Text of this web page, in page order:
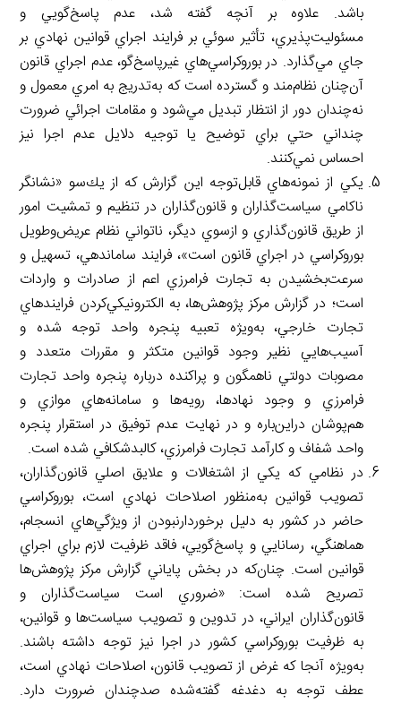
باشد. علاوه بر آنچه گفته شد، عدم پاسخ‌گويي و
مسئوليت‌پذيري، تأثير سوئي بر فرايند اجراي قوانين نهادي بر
جاي مي‌گذارد. در بوروكراسي‌هاي غيرپاسخ‌گو، عدم اجراي قانون
آن‌چنان نظام‌مند و گسترده است كه به‌تدريج به امري معمول و
نه‌چندان دور از انتظار تبديل مي‌شود و مقامات اجرائي ضرورت
چنداني حتي براي توضيح يا توجيه دلايل عدم اجرا نيز
احساس نمي‌كنند.
يكي از نمونه‌هاي قابل‌توجه اين گزارش كه از يك‌سو «نشانگر
ناكامي سیاست‌گذاران و قانون‌گذاران در تنظيم و تمشيت امور
از طريق قانون‌گذاري و ازسوي ديگر، ناتواني نظام عريض‌وطويل
بوروكراسي در اجراي قانون است»، فرايند ساماندهي، تسهيل و
سرعت‌بخشيدن به تجارت فرامرزي اعم از صادرات و واردات
است؛ در گزارش مرکز پژوهش‌ها، به الكترونيكي‌كردن فرايندهاي
تجارت خارجي، به‌ويژه تعبيه پنجره واحد توجه شده و
آسيب‌هايي نظير وجود قوانين متکثر و مقررات متعدد و
مصوبات دولتي ناهمگون و پراكنده درباره پنجره واحد تجارت
فرامرزي و وجود نهادها، رويه‌ها و سامانه‌هاي موازي و
هم‌پوشان دراين‌باره و در نهايت عدم توفيق در استقرار پنجره
واحد شفاف و كارآمد تجارت فرامرزي، کالبدشکافي شده است.
در نظامي كه يكي از اشتغالات و علايق اصلي قانون‌گذاران،
تصويب قوانين به‌منظور اصلاحات نهادي است، بوروكراسي
حاضر در کشور به دليل برخوردارنبودن از ويژگي‌هاي انسجام،
هماهنگي،‌ رسانايي و پاسخ‌گويي، فاقد ظرفيت لازم براي اجراي
قوانين است. چنان‌كه در بخش پاياني گزارش مركز پژوهش‌ها
تصريح شده است: «ضروري است سياست‌گذاران و
قانون‌گذاران ايراني، در تدوين و تصويب سياست‌ها و قوانين،
به ظرفيت بوروكراسي كشور در اجرا نيز توجه داشته باشند.
به‌ويژه آنجا كه غرض از تصويب قانون، اصلاحات نهادي است،
عطف توجه به دغدغه گفته‌شده صدچندان ضرورت دارد.